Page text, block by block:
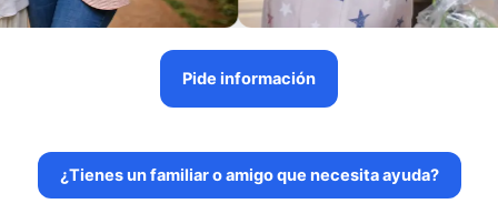
Pide información
¿Tienes un familiar o amigo que necesita ayuda?